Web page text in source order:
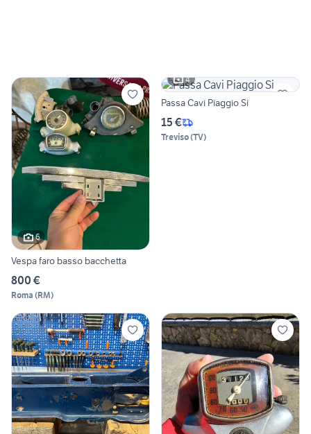
6
Vespa faro basso bacchetta
800 €
Roma (RM)
4
Passa Cavi Piaggio Si
15 €
Treviso(TV)